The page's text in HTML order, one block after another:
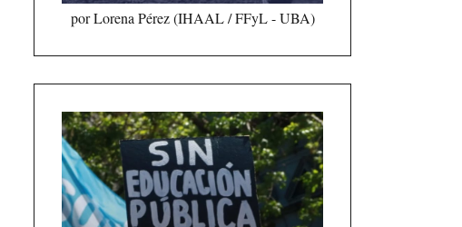
por Lorena Pérez (IHAAL / FFyL - UBA)